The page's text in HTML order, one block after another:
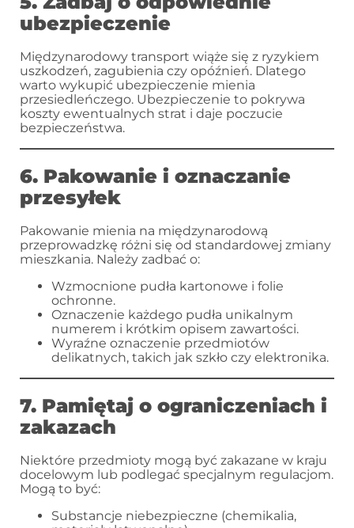
ubezpieczenie
Międzynarodowy transport wiąże się z ryzykiem
uszkodzeń, zagubienia czy opóźnień. Dlatego
warto wykupić ubezpieczenie mienia
przesiedleńczego. Ubezpieczenie to pokrywa
koszty ewentualnych strat i daje poczucie
bezpieczeństwa.
6. Pakowanie i oznaczanie
przesyłek
Pakowanie mienia na międzynarodową
przeprowadzkę różni się od standardowej zmiany
mieszkania. Należy zadbać o:
Wzmocnione pudła kartonowe i folie
ochronne.
Oznaczenie każdego pudła unikalnym
numerem i krótkim opisem zawartości.
Wyraźne oznaczenie przedmiotów
delikatnych, takich jak szkło czy elektronika.
7. Pamiętaj o ograniczeniach i
zakazach
Niektóre przedmioty mogą być zakazane w kraju
docelowym lub podlegać specjalnym regulacjom.
Mogą to być:
Substancje niebezpieczne (chemikalia,